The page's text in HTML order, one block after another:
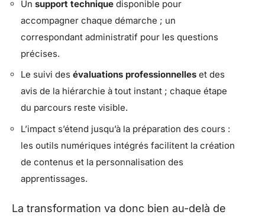
Un support technique disponible pour
accompagner chaque démarche ; un
correspondant administratif pour les questions
précises.
Le suivi des évaluations professionnelles et des
avis de la hiérarchie à tout instant ; chaque étape
du parcours reste visible.
L’impact s’étend jusqu’à la préparation des cours :
les outils numériques intégrés facilitent la création
de contenus et la personnalisation des
apprentissages.
La transformation va donc bien au-delà de